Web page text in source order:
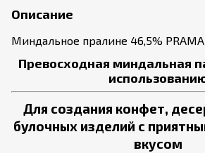
Описание
Миндальное пралине 46,5%
Превосходная миндальная
Для создания конфет,
булочных изделий с
вкусом